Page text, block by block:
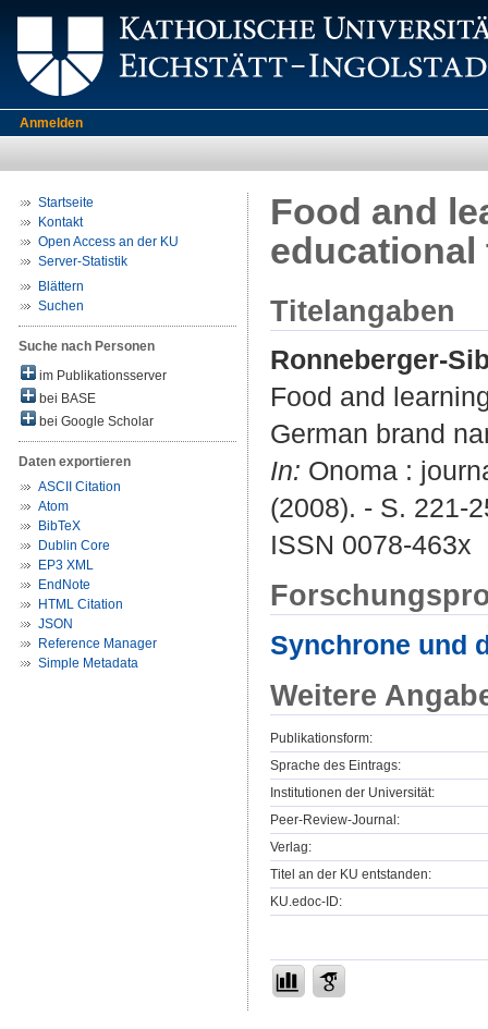
Anmelden
Startseite
Kontakt
Open Access an der KU
Server-Statistik
Blättern
Suchen
Suche nach Personen
im Publikationsserver
bei BASE
bei Google Scholar
Daten exportieren
ASCII Citation
Atom
BibTeX
Dublin Core
EP3 XML
EndNote
HTML Citation
JSON
Reference Manager
Simple Metadata
Food and
educational
Titelangaben
Ronneberger-
Food and
German brand
In: Onoma :
(2008). - S. 221-
ISSN 0078-463x
Synchrone und
Weitere
Publikationsform:
Sprache des Eintrags:
Institutionen der Universität:
Peer-Review-Journal:
Verlag:
Titel an der KU entstanden:
KU.edoc-ID: